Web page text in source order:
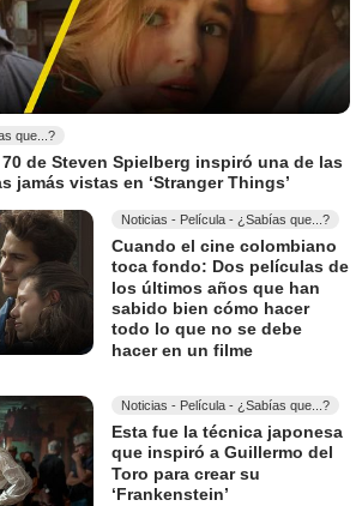
que...?
de Steven Spielberg inspiró una de las
jamás vistas en ‘Stranger Things’
Noticias - Película - ¿Sabías que...?
Cuando el cine colombiano
toca fondo: Dos películas de
los últimos años que han
sabido bien cómo hacer
todo lo que no se debe
hacer en un filme
Noticias - Película - ¿Sabías que...?
Esta fue la técnica japonesa
que inspiró a Guillermo del
Toro para crear su
‘Frankenstein’